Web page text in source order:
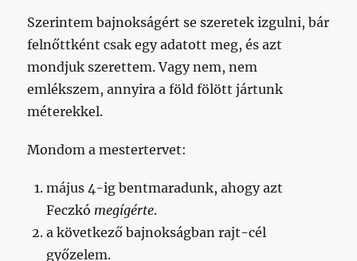
Szerintem bajnokságért se szeretek izgulni, bár
felnőttként csak egy adatott meg, és azt
mondjuk szerettem. Vagy nem, nem
emlékszem, annyira a föld fölött jártunk
méterekkel.
Mondom a mestertervet:
május 4-ig bentmaradunk, ahogy azt
Feczkó megígérte.
a következő bajnokságban rajt-cél
győzelem.